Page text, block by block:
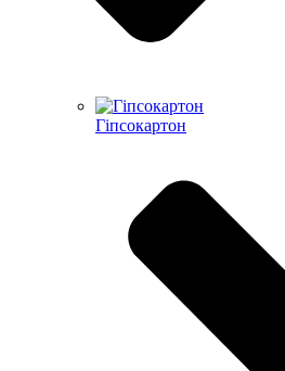
Гіпсокартон